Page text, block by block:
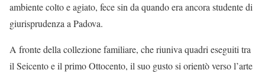
ambiente colto e agiato, fece sin da quando era ancora studente di
giurisprudenza a Padova.
A fronte della collezione familiare, che riuniva quadri eseguiti tra
il Seicento e il primo Ottocento, il suo gusto si orientò verso l’arte